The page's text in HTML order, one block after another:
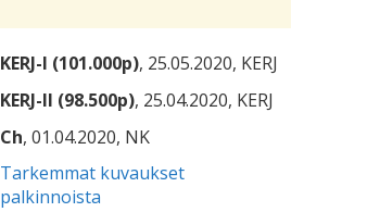
KERJ-I (101.000p), 25.05.2020, KERJ
KERJ-II (98.500p), 25.04.2020, KERJ
Ch, 01.04.2020, NK
Tarkemmat kuvaukset
palkinnoista